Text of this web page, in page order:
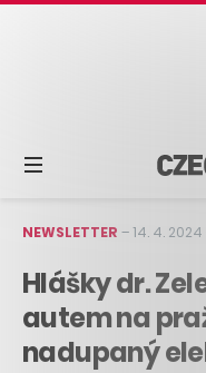
NEWSLETTER –14. 4. 2024
Hlášky dr.
autem na
nadupaný